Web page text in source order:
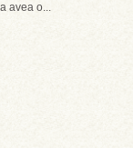
avea o...